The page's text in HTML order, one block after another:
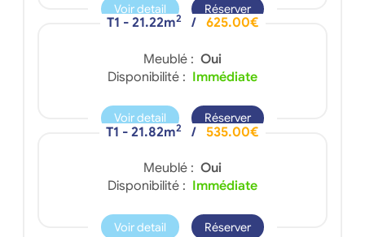
Voir detail Réserver
T1 - 21.22m2 / 625.00€
Meublé : Oui
Disponibilité : Immédiate
Voir detail Réserver
T1 - 21.82m2 / 535.00€
Meublé : Oui
Disponibilité : Immédiate
Voir detail Réserver